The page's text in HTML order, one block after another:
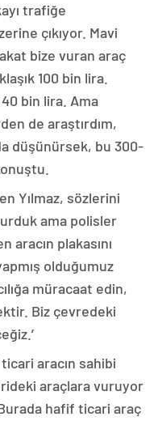
trafiğe
çıkıyor. Mavi
bize vuran araç
100 bin lira.
bin lira. Ama
de araştırdım,
düşünürsek, bu 300-
Yılmaz, sözlerini
ama polisler
aracın plakasını
olduğumuz
müracaat edin,
Biz çevredeki
aracın sahibi
araçlara vuruyor
hafif ticari araç